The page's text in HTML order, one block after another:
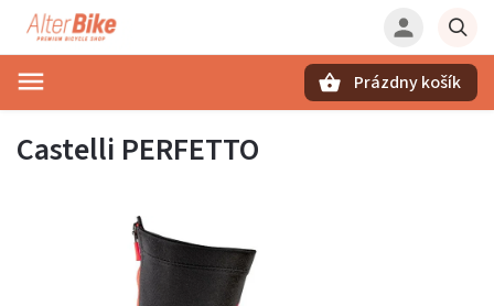
Prázdny košík
Castelli PERFETTO